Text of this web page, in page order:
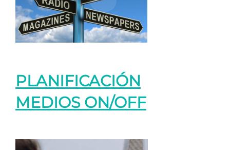
PLANIFICACIÓN
MEDIOS ON/OFF